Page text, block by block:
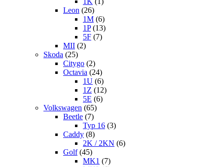
Leon (26)
1M (6)
1P (13)
5F (7)
MII (2)
Skoda (25)
Citygo (2)
Octavia (24)
1U (6)
1Z (12)
5E (6)
Volkswagen (65)
Beetle (7)
Typ 16 (3)
Caddy (8)
2K / 2KN (6)
Golf (45)
MK1 (7)